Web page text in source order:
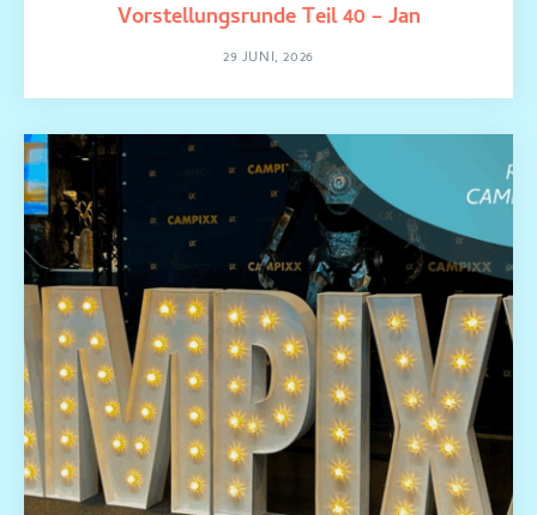
Vorstellungsrunde Teil 40 – Jan
29 JUNI, 2026